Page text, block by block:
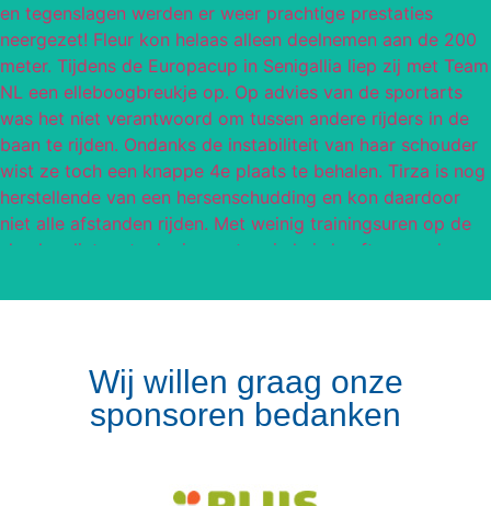
Wij willen graag onze
sponsoren bedanken